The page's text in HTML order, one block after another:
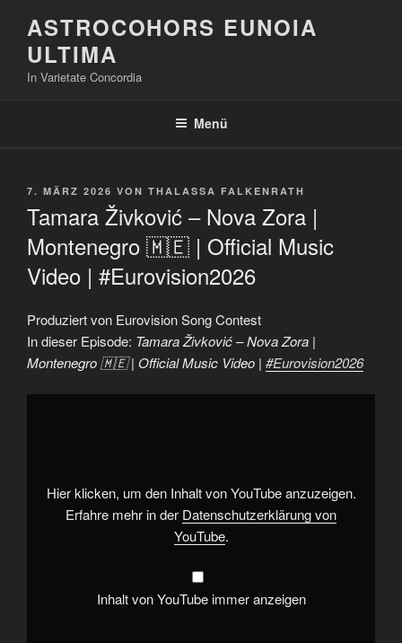
Inhalt
springen
ASTROCOHORS EUNOIA
ULTIMA
In Varietate Concordia
Menü
VERÖFFENTLICHT
7. MÄRZ 2026 VON THALASSA FALKENRATH
Tamara Živković – Nova Zora |
Montenegro 🇲🇪 | Official Music
Video | #Eurovision2026
Produziert von Eurovision Song Contest
In dieser Episode: Tamara Živković – Nova Zora |
Montenegro 🇲🇪 | Official Music Video | #Eurovision2026
„Tamara
🇲🇪
Official
Hier klicken, um den Inhalt von YouTube anzuzeigen.
Erfahre mehr in der Datenschutzerklärung von
YouTube.
Inhalt von YouTube immer anzeigen